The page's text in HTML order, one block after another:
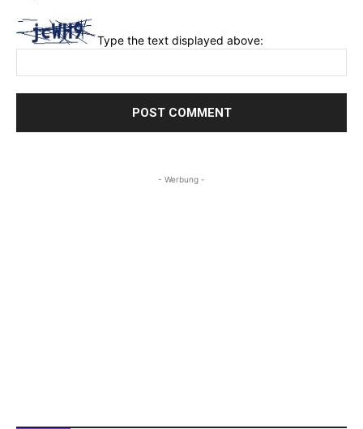
Type the text displayed above:
- Werbung -